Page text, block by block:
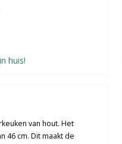
huis!
van hout. Het
46 cm. Dit maakt de